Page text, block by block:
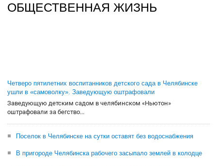
ОБЩЕСТВЕННАЯ ЖИЗНЬ
Четверо пятилетних воспитанников детского сада в Челябинске
ушли в «самоволку». Заведующую оштрафовали
Заведующую детским садом в челябинском «Ньютон»
оштрафовали за бегство...
Поселок в Челябинске на сутки оставят без водоснабжения
В пригороде Челябинска рабочего засыпало землей в колодце